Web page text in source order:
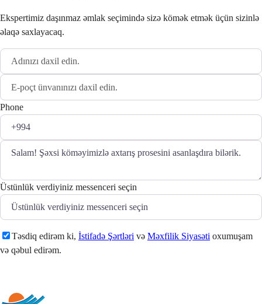
Ekspertimiz daşınmaz əmlak seçimində sizə kömək etmək üçün sizinlə
əlaqə saxlayacaq.
Phone
Üstünlük verdiyiniz messenceri seçin
Təsdiq edirəm ki, İstifadə Şərtləri və Məxfilik Siyasəti oxumuşam
və qəbul edirəm.